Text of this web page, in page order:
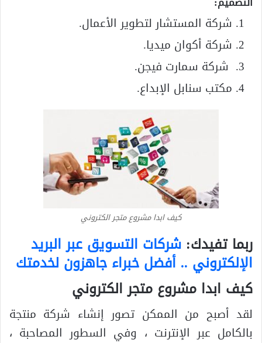
شركة المستشار لتطوير الأعمال.
شركة أكوان ميديا.
شركة سمارت فيجن.
مكتب سنابل الإبداع.
كيف ابدا مشروع متجر الكتروني
ربما تفيدك: شركات التسويق عبر البريد
الإلكتروني .. أفضل خبراء جاهزون لخدمتك
كيف ابدا مشروع متجر الكتروني
لقد أصبح من الممكن تصور إنشاء شركة منتجة
بالكامل عبر الإنترنت ، وفي السطور المصاحبة ،